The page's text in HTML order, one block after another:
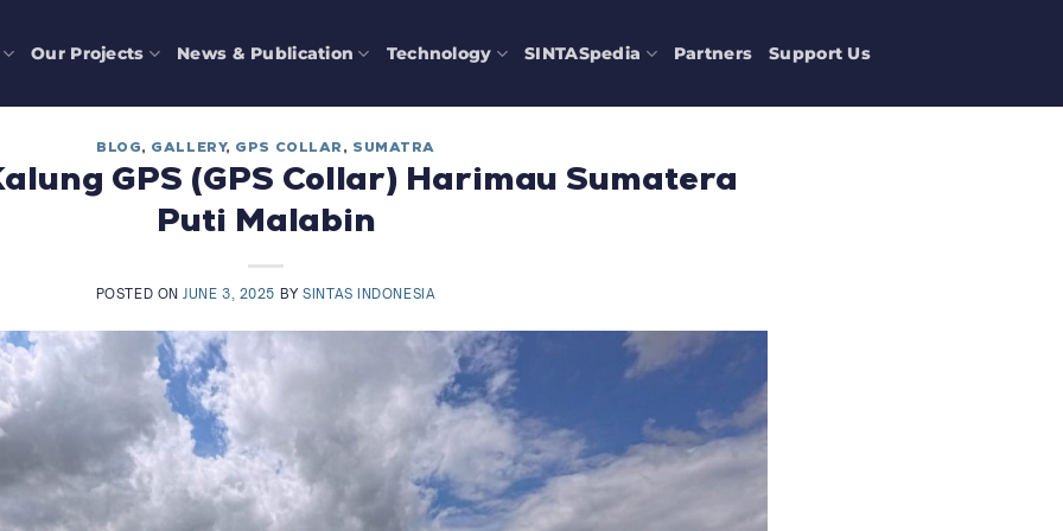
Our Projects News & Publication Technology SINTASpedia Partners Support Us
BLOG, GALLERY, GPS COLLAR , SUMATRA
GPS (GPS Collar) Harimau Sumatera
Puti Malabin
POSTED ON JUNE 3, 2025 BYSINTAS INDONESIA